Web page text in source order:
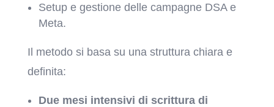
Setup e gestione delle campagne DSA e
Meta.
Il metodo si basa su una struttura chiara e
definita:
Due mesi intensivi di scrittura di